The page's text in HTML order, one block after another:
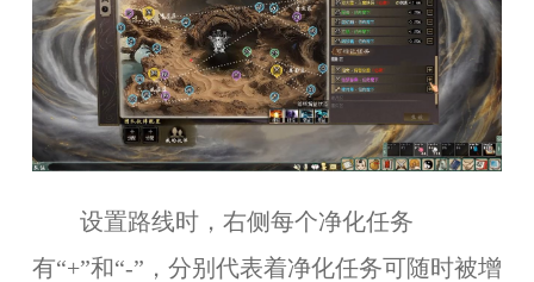
设置路线时，右侧每个净化任务
有“+”和“-”，分别代表着净化任务可随时被增